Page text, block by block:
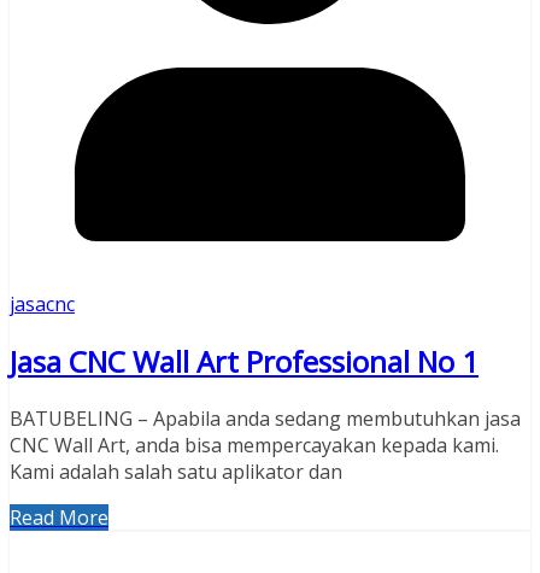
jasacnc
Jasa CNC Wall Art Professional No 1
BATUBELING – Apabila anda sedang membutuhkan jasa
CNC Wall Art, anda bisa mempercayakan kepada kami.
Kami adalah salah satu aplikator dan
Read More